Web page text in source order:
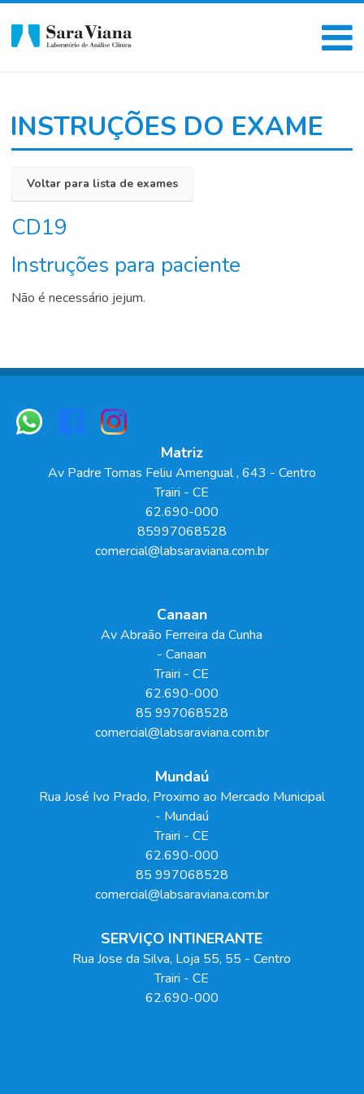
INSTRUÇÕES DO EXAME
Voltar para lista de exames
CD19
Instruções para paciente
Não é necessário jejum.
Matriz
Av Padre Tomas Feliu Amengual, 643 - Centro
Trairi -CE
62.690-000
85997068528
comercial@labsaraviana.com.br
Canaan
Av Abraão Ferreira da Cunha
- Canaan
Trairi -CE
62.690-000
85 997068528
comercial@labsaraviana.com.br
Mundaú
Rua José Ivo Prado, Proximo ao Mercado Municipal
- Mundaú
Trairi -CE
62.690-000
85 997068528
comercial@labsaraviana.com.br
SERVIÇO INTINERANTE
Rua Jose da Silva, Loja 55, 55 - Centro
Trairi -CE
62.690-000